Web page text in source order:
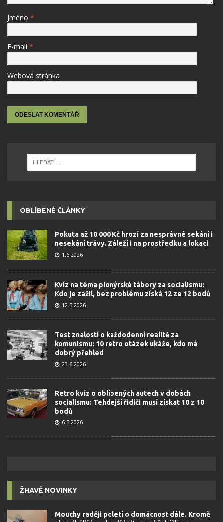
Jméno *
E-mail *
Webová stránka
OBLÍBENÉ ČLÁNKY
Pokuta až 10 000 Kč hrozí za nesprávné sekání i
nesekání trávy. Záleží i na prostředku a lokaci
1.6.2026
Kvíz na téma pionýrské tábory za socialismu:
Kdo je zažil, bez problému získá 12 ze 12 bodů
12.5.2026
Test znalostí o každodenní realitě za
komunismu: 10 retro otázek ukáže, kdo má
dobrý přehled
23.6.2026
Retro kvíz o oblíbených autech v dobách
socialismu: Tehdejší řidiči musí získat 10 z 10
bodů
6.5.2026
ŽHAVÉ NOVINKY
Mouchy raději poletí o domácnost dále. Kromě